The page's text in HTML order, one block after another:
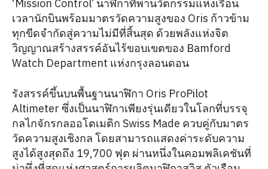
‘Mission Control’ นาฬิกาที่พานวัตกรรมแห่งเรือน
เวลานักบินพร้อมมาตรวัดความสูงของ Oris ก้าวข้าม
ทุกขีดจำกัดสู่ความไม่มีที่สิ้นสุด ด้วยพลังแห่งจิต
วิญญาณสร้างสรรค์อันไร้ขอบเขตของ Bamford
Watch Department แห่งกรุงลอนดอน
รังสรรค์ขึ้นบนพื้นฐานนาฬิกา Oris ProPilot
Altimeter ซึ่งเป็นนาฬิกาเพียงรุ่นเดียวในโลกที่บรรจุ
กลไกจักรกลออโตเมติก Swiss Made ควบคู่กับมาตร
วัดความสูงเชิงกล โดยสามารถแสดงค่าระดับความ
สูงได้สูงสุดถึง 19,700 ฟุต ผ่านหนึ่งในคอมพลิเคชันที่